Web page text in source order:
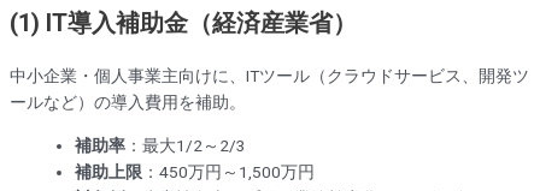
(1) IT導入補助金（経済産業省）
中小企業・個人事業主向けに、ITツール（クラウドサービス、開発ツ
ールなど）の導入費用を補助。
補助率：最大1/2～2/3
補助上限 ：450万円～1,500万円